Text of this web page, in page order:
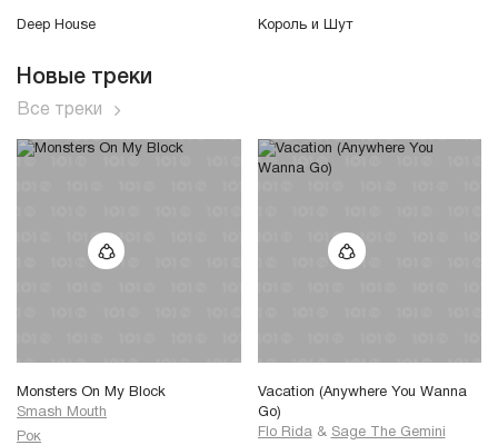
Deep House Король и Шут
Новые треки
Все треки
Monsters On My Block
Smash Mouth
Рок
Vacation (Anywhere You Wanna
Go)
Flo Rida & Sage The Gemini